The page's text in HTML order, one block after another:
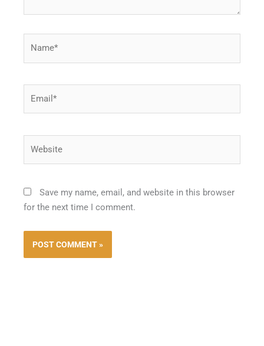
Save my name, email, and website in this browser
for the next time I comment.